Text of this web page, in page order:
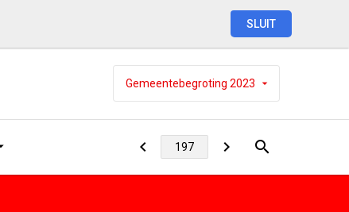
SLUIT
Gemeentebegroting 2023